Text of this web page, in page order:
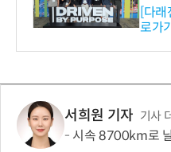
와
-바
보
[다
로가
서희원 기자 기사
시속 8700km로 날아간 스페